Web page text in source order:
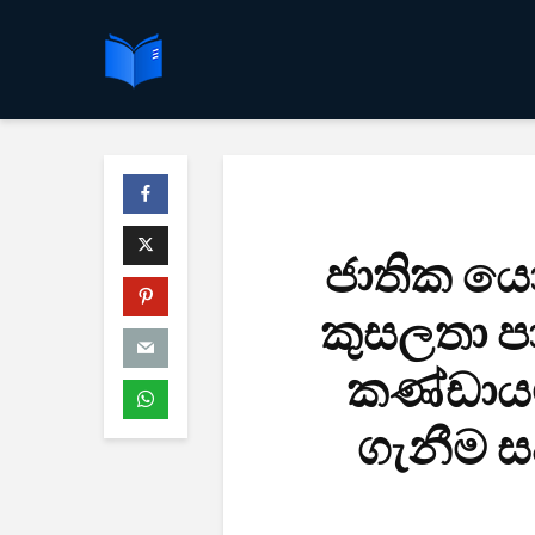
ජාතික
කුසලතා
ගැනීම